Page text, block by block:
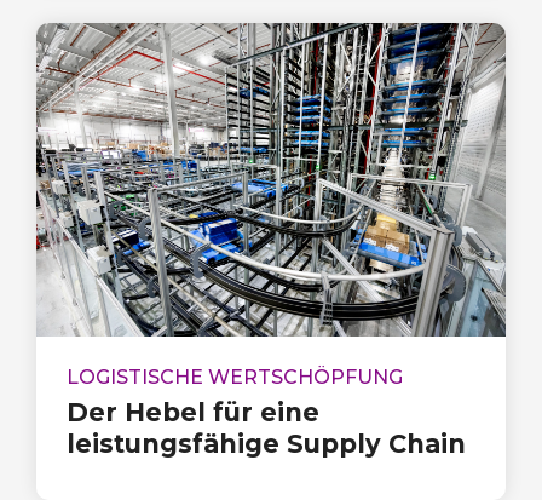
LOGISTISCHE WERTSCHÖPFUNG
Der Hebel für eine
leistungsfähige Supply Chain